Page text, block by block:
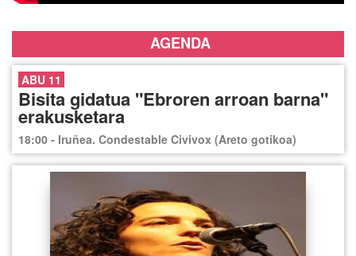
AGENDA
ABU 11
Bisita gidatua "Ebroren arroan barna"
erakusketara
18:00 - Iruñea. Condestable Civivox (Areto gotikoa)